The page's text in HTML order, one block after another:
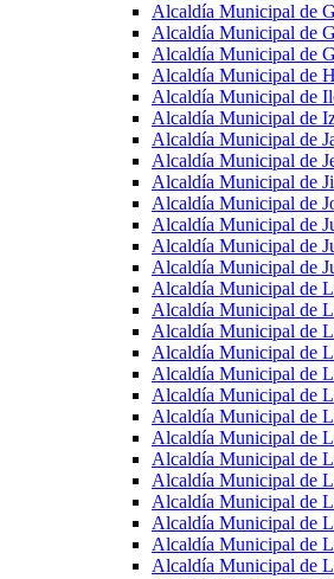
Alcaldía Municipal de
Alcaldía Municipal de
Alcaldía Municipal de
Alcaldía Municipal de
Alcaldía Municipal de
Alcaldía Municipal de
Alcaldía Municipal de
Alcaldía Municipal de
Alcaldía Municipal de
Alcaldía Municipal de
Alcaldía Municipal de
Alcaldía Municipal de
Alcaldía Municipal de
Alcaldía Municipal de
Alcaldía Municipal de
Alcaldía Municipal de
Alcaldía Municipal de
Alcaldía Municipal de
Alcaldía Municipal de
Alcaldía Municipal de
Alcaldía Municipal de
Alcaldía Municipal de
Alcaldía Municipal de
Alcaldía Municipal de
Alcaldía Municipal de
Alcaldía Municipal de
Alcaldía Municipal de